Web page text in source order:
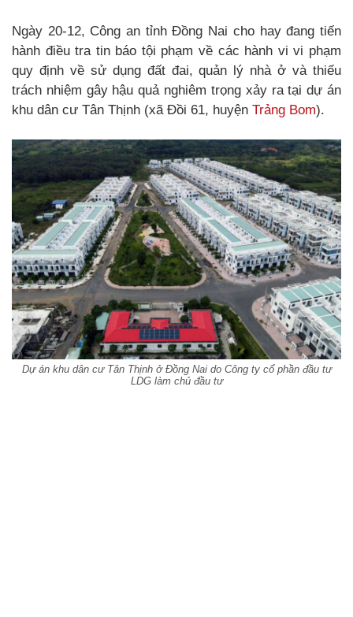
Ngày 20-12, Công an tỉnh Đồng Nai cho hay đang tiến
hành điều tra tin báo tội phạm về các hành vi vi phạm
quy định về sử dụng đất đai, quản lý nhà ở và thiếu
trách nhiệm gây hậu quả nghiêm trọng xảy ra tại dự án
khu dân cư Tân Thịnh (xã Đồi 61, huyện Trảng Bom).
Dự án khu dân cư Tân Thịnh ở Đồng Nai do Công ty cổ phần đầu tư
LDG làm chủ đầu tư